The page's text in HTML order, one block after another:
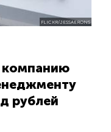
FLICKR/JESSAERONS
компанию
рублей